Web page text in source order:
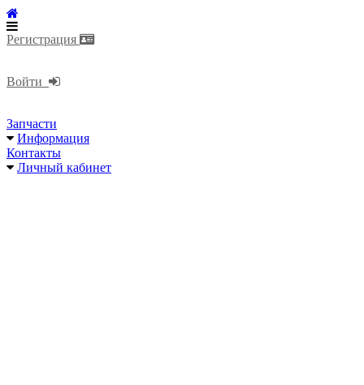
Регистрация
Войти
Запчасти
Информация
Контакты
Личный кабинет